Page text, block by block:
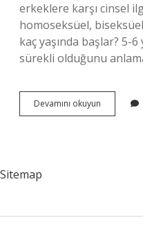
erkeklere karşı cinsel
homoseksüel,
kaç yaşında başlar? 5-
sürekli olduğunu
Devamını okuyun
Kimliği
Sitemap